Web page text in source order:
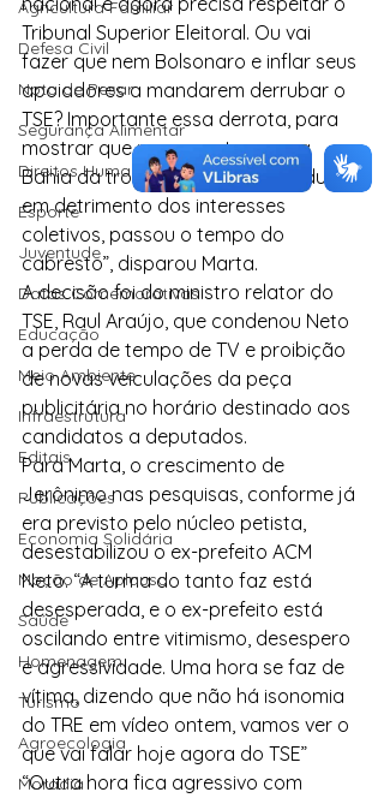
Agricultura Familiar
Defesa Civil
Nota de Pesar
Segurança Alimentar
Direitos Humanos
Esporte
Juventude
Datas Comemorativas
Educação
Meio Ambiente
Infraestrutura
Editais
Publicações
Economia Solidária
Moção de Aplauso
Saúde
Homenagem
Turismo
Agroecologia
Moradia
Tribunal Superior Eleitoral. Ou vai
fazer que nem Bolsonaro e inflar seus
apoiadores a mandarem derrubar o
TSE? Importante essa derrota, para
mostrar que passou o tempo na
Bahia da troca de favores individuais
em detrimento dos interesses
coletivos, passou o tempo do
cabresto”, disparou Marta.
A decisão foi do ministro relator do
TSE, Raul Araújo, que condenou Neto
a perda de tempo de TV e proibição
de novas veiculações da peça
publicitária no horário destinado aos
candidatos a deputados.
Para Marta, o crescimento de
Jerônimo nas pesquisas, conforme já
era previsto pelo núcleo petista,
desestabilizou o ex-prefeito ACM
Neto. “A turma do tanto faz está
desesperada, e o ex-prefeito está
oscilando entre vitimismo, desespero
e agressividade. Uma hora se faz de
vítima, dizendo que não há isonomia
do TRE em vídeo ontem, vamos ver o
que vai falar hoje agora do TSE”
“Outra hora fica agressivo com